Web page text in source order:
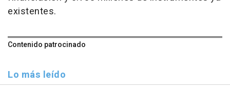
existentes.
Contenido patrocinado
Lo más leído